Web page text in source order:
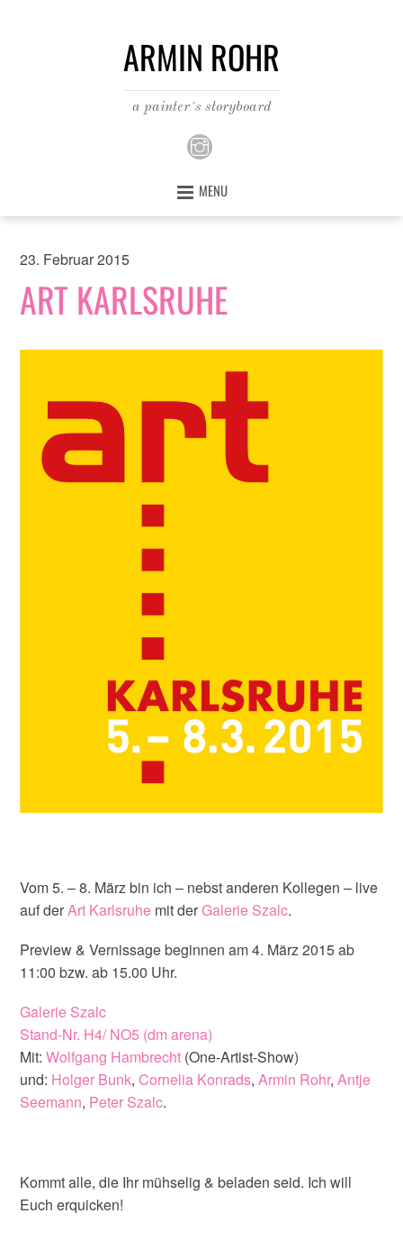
ARMIN ROHR
a painter´s storyboard
MENU
23. Februar 2015
ART KARLSRUHE
Vom 5. – 8. März bin ich – nebst anderen Kollegen – live
auf derArt Karlsruhe mit derGalerie Szalc.
Preview & Vernissage beginnen am 4. März 2015 ab
11:00 bzw. ab 15.00 Uhr.
Galerie Szalc
Stand-Nr. H4/ NO5 (dm arena)
Mit:Wolfgang Hambrecht (One-Artist-Show)
und: Holger Bunk,Cornelia Konrads,Armin Rohr,Antje
Seemann, Peter Szalc.
Kommt alle, die Ihr mühselig & beladen seid. Ich will
Euch erquicken!